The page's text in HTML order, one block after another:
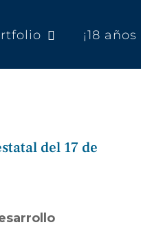
¡18
del 17 de